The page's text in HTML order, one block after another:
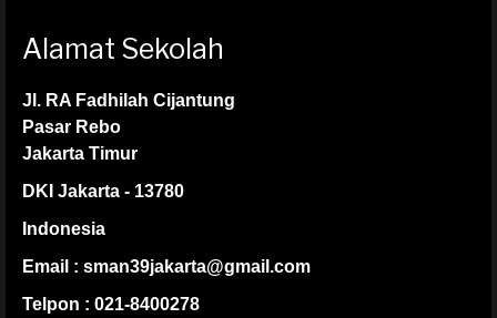
Alamat Sekolah
Jl. RA Fadhilah Cijantung
Pasar Rebo
Jakarta Timur
DKI Jakarta - 13780
Indonesia
Email : sman39jakarta@gmail.com
Telpon : 021-8400278